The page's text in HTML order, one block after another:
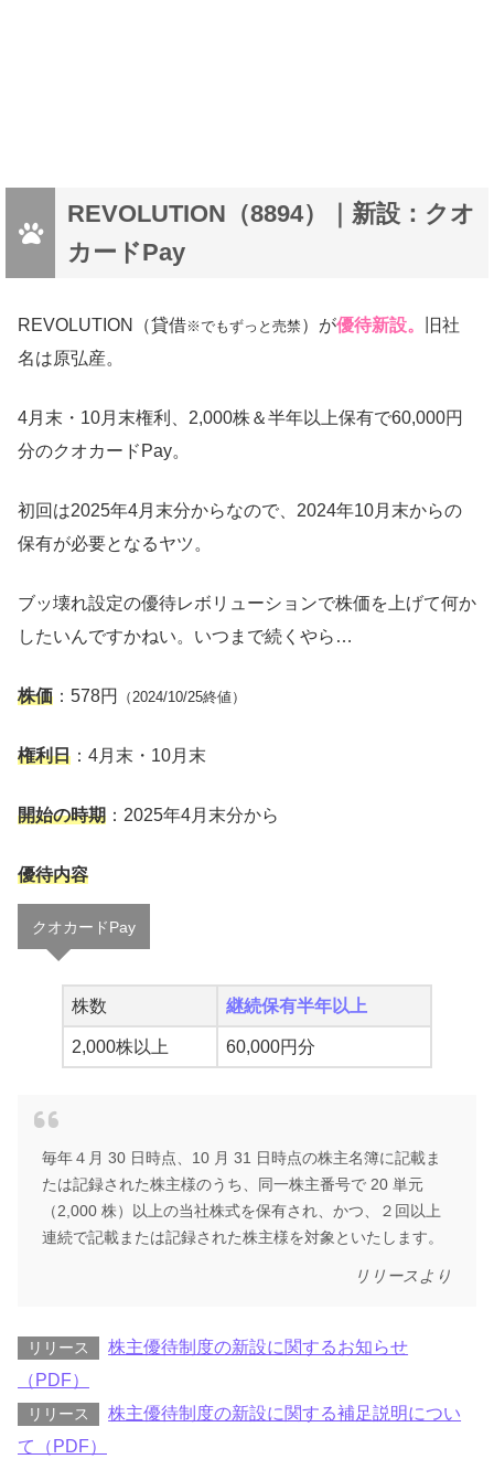
REVOLUTION（8894）｜新設：クオ
カードPay
REVOLUTION（貸借※でもずっと売禁 ）が優待新設。
旧社
名は原弘産。
4月末・10月末権利、2,000株＆半年以上保有で60,000円
分のクオカードPay。
初回は2025年4月末分からなので、2024年10月末からの
保有が必要となるヤツ。
ブッ壊れ設定の優待レボリューションで株価を上げて何か
したいんですかねい。いつまで続くやら…
株価 ：578円 （2024/10/25終値）
権利日 ：4月末・10月末
開始の時期 ：2025年4月末分から
優待内容
クオカードPay
株数 継続保有半年以上
2,000株以上 60,000円分
毎年４月 30 日時点、10 月 31 日時点の株主名簿に記載ま
たは記録された株主様のうち、同一株主番号で 20 単元
（2,000 株）以上の当社株式を保有され、かつ、２回以上
連続で記載または記録された株主様を対象といたします。
リリースより
リリース
株主優待制度の新設に関するお知らせ
（PDF）
リリース
株主優待制度の新設に関する補足説明につい
て（PDF）